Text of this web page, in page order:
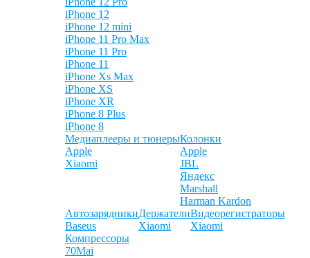
iPhone 12
iPhone 12 mini
iPhone 11 Pro Max
iPhone 11 Pro
iPhone 11
iPhone Xs Max
iPhone XS
iPhone XR
iPhone 8 Plus
iPhone 8
Медиаплееры и тюнеры
Apple
Xiaomi
Колонки
Apple
JBL
Яндекс
Marshall
Harman Kardon
Автозарядники
Baseus
Держатели
Xiaomi
Видеорегистраторы
Xiaomi
Компрессоры
70Mai